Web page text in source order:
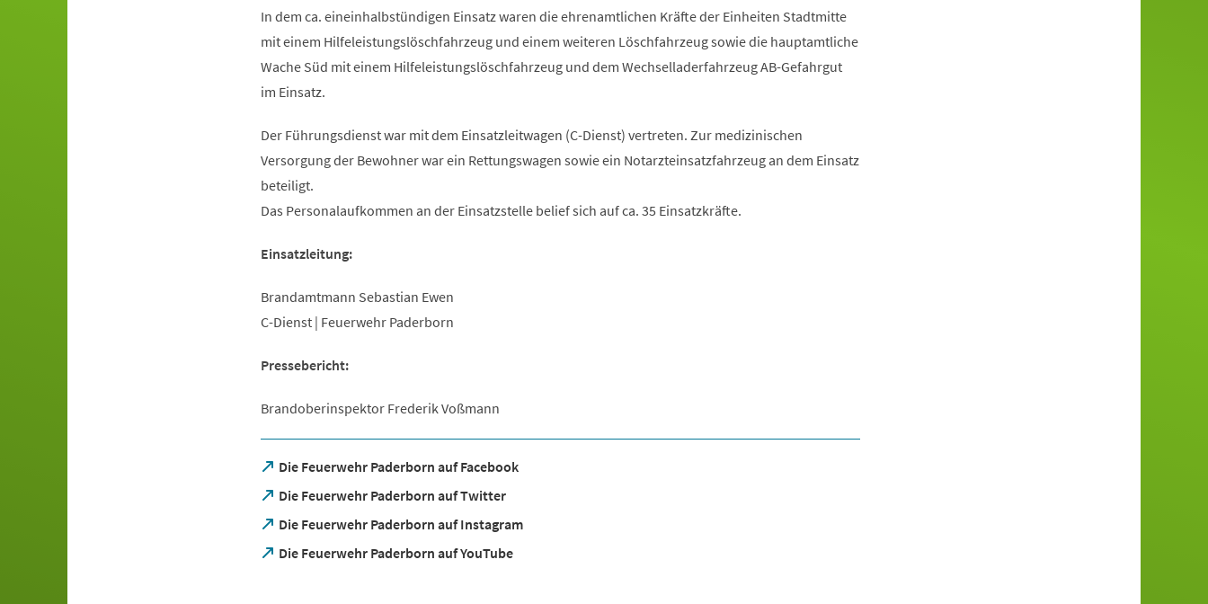
In dem ca. eineinhalbstündigen Einsatz waren die ehrenamtlichen Kräfte der Einheiten Stadtmitte
mit einem Hilfeleistungslöschfahrzeug und einem weiteren Löschfahrzeug sowie die hauptamtliche
Wache Süd mit einem Hilfeleistungslöschfahrzeug und dem Wechselladerfahrzeug AB-Gefahrgut
im Einsatz.
Der Führungsdienst war mit dem Einsatzleitwagen (C-Dienst) vertreten. Zur medizinischen
Versorgung der Bewohner war ein Rettungswagen sowie ein Notarzteinsatzfahrzeug an dem Einsatz
beteiligt.
Das Personalaufkommen an der Einsatzstelle belief sich auf ca. 35 Einsatzkräfte.
Einsatzleitung:
Brandamtmann Sebastian Ewen
C-Dienst | Feuerwehr Paderborn
Pressebericht:
Brandoberinspektor Frederik Voßmann
Die Feuerwehr Paderborn auf Facebook
(Öffnet
einem
neuen
Die Feuerwehr Paderborn auf Twitter
(Öffnet
einem
neuen
Die Feuerwehr Paderborn auf Instagram
(Öffnet
einemDie Feuerwehr Paderborn auf YouTube
(Öffnet